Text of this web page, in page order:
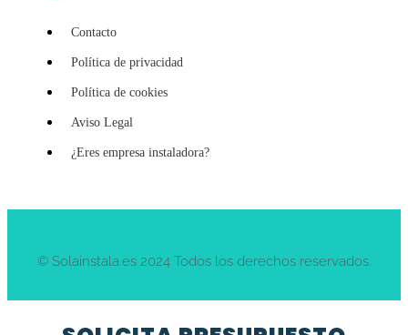
Contacto
Política de privacidad
Política de cookies
Aviso Legal
¿Eres empresa instaladora?
© Solainstala.es 2024 Todos los derechos reservados.